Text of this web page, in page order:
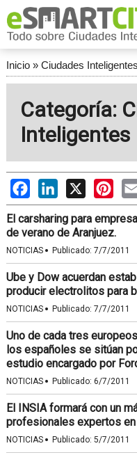
Inicio» Ciudades Inteligentes
Categoría:
Inteligentes
FacebookLinkedIn
X
El carsharing para
de verano de Aranjuez.
NOTICIAS · Publicado: 7/7/2011
Ube y Dow acuerdan
producir electrolitos para
NOTICIAS · Publicado: 7/7/2011
Uno de cada tres
los españoles se sitúan
estudio encargado por
NOTICIAS · Publicado: 6/7/2011
El INSIA formará con un
profesionales expertos
NOTICIAS · Publicado: 5/7/2011